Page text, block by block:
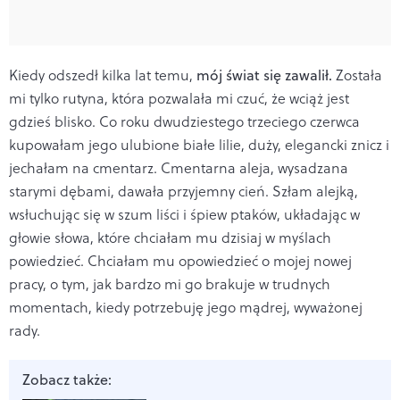
Kiedy odszedł kilka lat temu, mój świat się zawalił. Została
mi tylko rutyna, która pozwalała mi czuć, że wciąż jest
gdzieś blisko. Co roku dwudziestego trzeciego czerwca
kupowałam jego ulubione białe lilie, duży, elegancki znicz i
jechałam na cmentarz. Cmentarna aleja, wysadzana
starymi dębami, dawała przyjemny cień. Szłam alejką,
wsłuchując się w szum liści i śpiew ptaków, układając w
głowie słowa, które chciałam mu dzisiaj w myślach
powiedzieć. Chciałam mu opowiedzieć o mojej nowej
pracy, o tym, jak bardzo mi go brakuje w trudnych
momentach, kiedy potrzebuję jego mądrej, wyważonej
rady.
Zobacz także: